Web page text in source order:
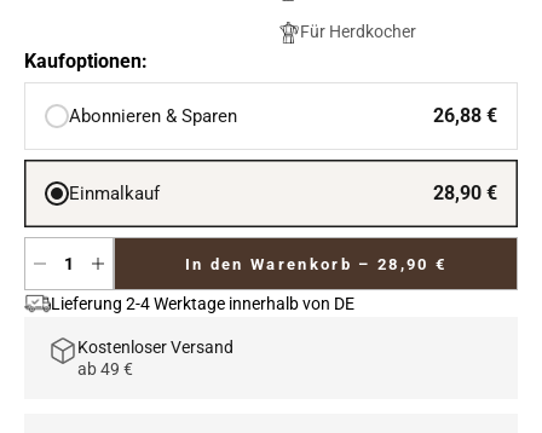
Für Herdkocher
Kaufoptionen:
Abonnieren & Sparen 26,88 €
Einmalkauf 28,90 €
In den Warenkorb –28,90 €
Lieferung 2-4 Werktage innerhalb von DE
Kostenloser Versand
ab 49 €